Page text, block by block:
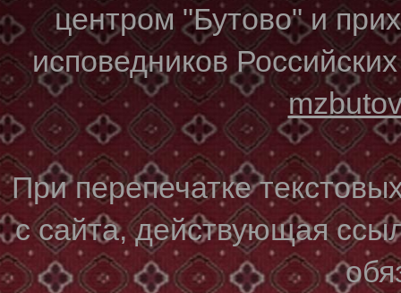
центром "Бутово" и
исповедников
При перепечатке
с сайта, действующая